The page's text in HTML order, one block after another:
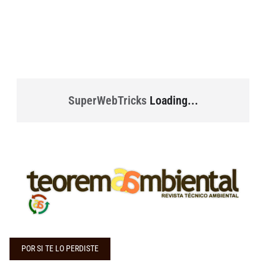
SuperWebTricksLoading...
POR SI TE LO PERDISTE